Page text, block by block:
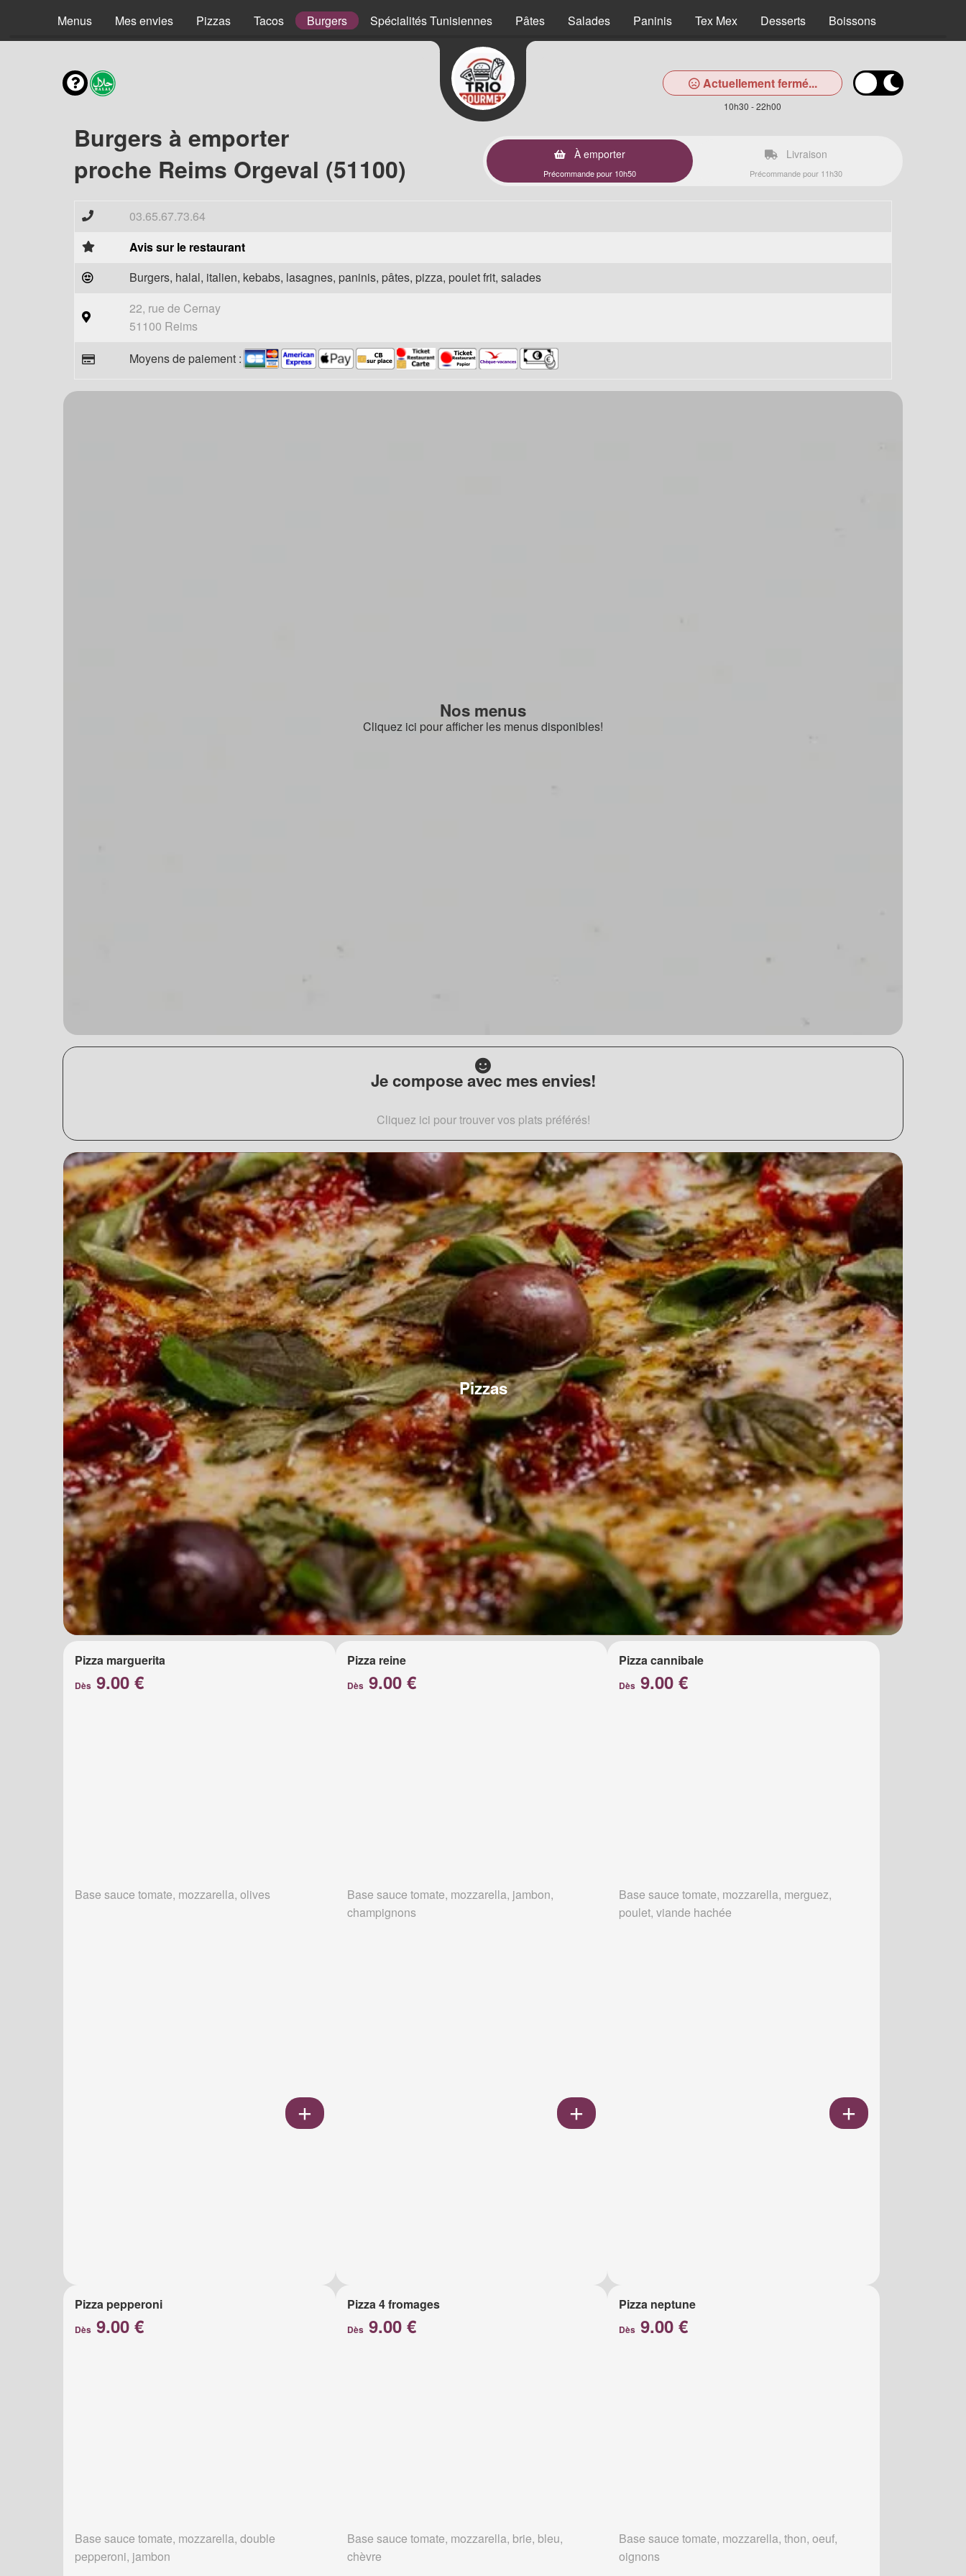
Menus Mes envies Pizzas Tacos Burgers Spécialités Tunisiennes Pâtes Salades Paninis Tex Mex Desserts Boissons
Actuellement fermé...
10h30 - 22h00
Burgers à emporter
proche Reims Orgeval (51100)
À emporter
Précommande pour 10h50
Livraison
Précommande pour 11h30
03.65.67.73.64
Avis sur le restaurant
Burgers, halal, italien, kebabs, lasagnes, paninis, pâtes, pizza, poulet frit, salades
22, rue de Cernay
51100 Reims
Moyens de paiement :
Nos menus
Cliquez ici pour afficher les menus disponibles!
Je compose avec mes envies!
Cliquez ici pour trouver vos plats préférés!
Pizzas
Pizza marguerita
Dès 9.00 €
Base sauce tomate, mozzarella, olives
Pizza reine
Dès9.00 €
Base sauce tomate, mozzarella, jambon,
champignons
Pizza cannibale
Dès 9.00 €
Base sauce tomate, mozzarella, merguez,
poulet, viande hachée
Pizza pepperoni
Dès 9.00 €
Base sauce tomate, mozzarella, double
pepperoni, jambon
Pizza 4 fromages
Dès9.00 €
Base sauce tomate, mozzarella, brie, bleu,
chèvre
Pizza neptune
Dès 9.00 €
Base sauce tomate, mozzarella, thon, oeuf,
oignons